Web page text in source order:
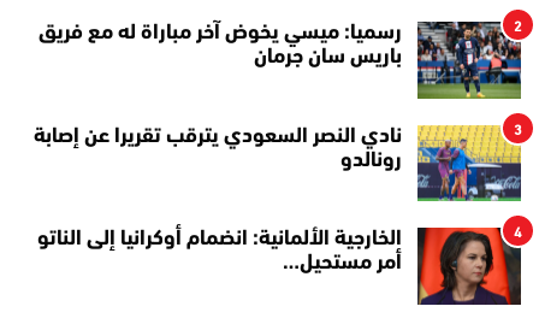
2
رسميا: ميسي يخوض آخر مباراة له مع فريق
باريس سان جرمان
3
نادي النصر السعودي يترقب تقريرا عن إصابة
رونالدو
4
الخارجية الألمانية: انضمام أوكرانيا إلى الناتو
أمر مستحيل…